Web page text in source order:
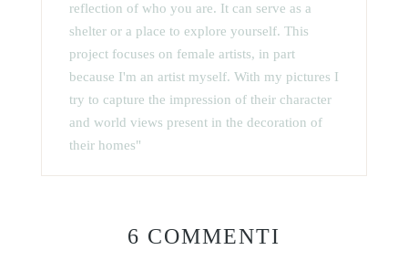
reflection of who you are. It can serve as a
shelter or a place to explore yourself. This
project focuses on female artists, in part
because I'm an artist myself. With my pictures I
try to capture the impression of their character
and world views present in the decoration of
their homes"
6 COMMENTI